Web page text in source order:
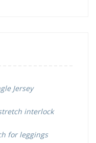
Jersey
interlock
for leggings